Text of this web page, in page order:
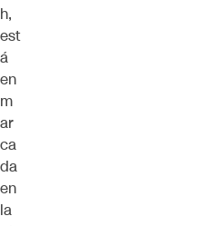
h,
est
á
en
m
ar
ca
da
en
la